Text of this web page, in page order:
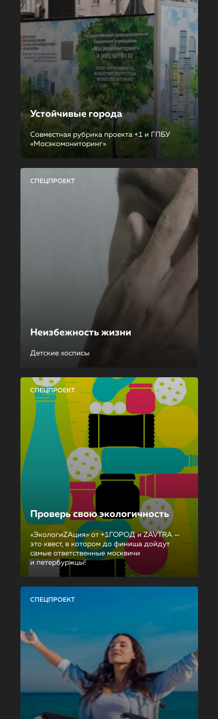
Устойчивые города
Совместная рубрика проекта +1 и ГПБУ
«Мосэкомониторинг»
СПЕЦПРОЕКТ
Неизбежность жизни
Детские хосписы
СПЕЦПРОЕКТ
Проверь свою экологичность
«ЭкологиZAция» от +1ГОРОД и ZAVTRA —
это квест, в котором до финиша дойдут
самые ответственные москвичи
и петербуржцы!
СПЕЦПРОЕКТ